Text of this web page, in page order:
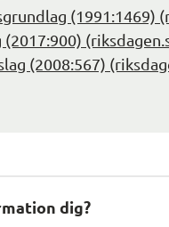
(1991:1469)
(2008:567)
dig?